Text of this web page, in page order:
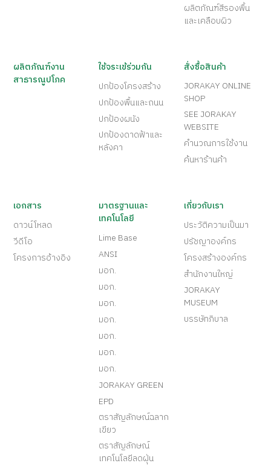
ผลิตภัณฑ์สีรองพื้น
และเคลือบผิว
ผลิตภัณฑ์งาน
สาธารณูปโภค
ใช้จระเข้ร่วมกัน
ปกป้องโครงสร้าง
ปกป้องพื้นและถนน
ปกป้องผนัง
ปกป้องดาดฟ้าและ
หลังคา
สั่งซื้อสินค้า
JORAKAY ONLINE
SHOP
SEE JORAKAY
WEBSITE
คำนวณการใช้งาน
ค้นหาร้านค้า
เอกสาร
ดาวน์โหลด
วีดีโอ
โครงการอ้างอิง
มาตรฐานและ
เทคโนโลยี
Lime Base
ANSI
มอก.
มอก.
มอก.
มอก.
มอก.
มอก.
มอก.
JORAKAY GREEN
EPD
ตราสัญลักษณ์ฉลาก
เขียว
ตราสัญลักษณ์
เทคโนโลยีลดฝุ่น
เกี่ยวกับเรา
ประวัติความเป็นมา
ปรัชญาองค์กร
โครงสร้างองค์กร
สำนักงานใหญ่
JORAKAY
MUSEUM
บรรษัทภิบาล